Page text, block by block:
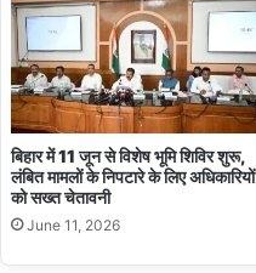
बिहार में 11 जून से विशेष भूमि शिविर शुरू,
लंबित मामलों के निपटारे के लिए अधिकारियों
को सख्त चेतावनी
June 11, 2026